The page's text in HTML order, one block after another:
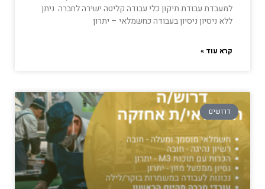
למעבדת עבודת תיקון כלי עבודה קליטה ישירה לחברה ניתן
ללא ניסיון ניסיון בעבודה כחשמלאי – יתרון
קרא עוד »
דרושים